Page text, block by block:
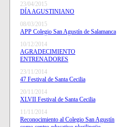
23/04/2015
DÍA AGUSTINIANO
08/03/2015
APP Colegio San Agustín de Salamanca
10/12/2014
AGRADECIMIENTO
ENTRENADORES
23/11/2014
47 Festival de Santa Cecilia
20/11/2014
XLVII Festival de Santa Cecilia
11/11/2014
Reconocimiento al Colegio San Agustín